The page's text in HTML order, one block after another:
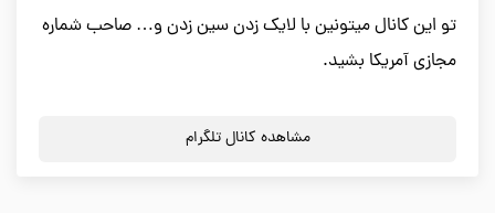
تو این کانال میتونین با لایک زدن سین زدن و… صاحب شماره
مجازی آمریکا بشید.
مشاهده کانال تلگرام